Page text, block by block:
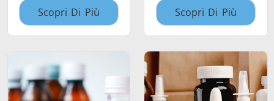
Scopri Di Più Scopri Di Più